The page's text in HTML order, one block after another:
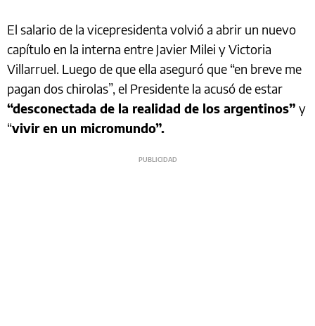
El salario de la vicepresidenta volvió a abrir un nuevo
capítulo en la interna entre Javier Milei y Victoria
Villarruel. Luego de que ella aseguró que “en breve me
pagan dos chirolas”, el Presidente la acusó de estar
“desconectada de la realidad de los argentinos” y
“vivir en un micromundo”.